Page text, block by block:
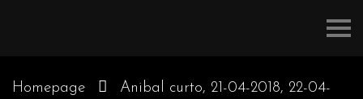
Homepage Anibal curto, 21-04-2018, 22-04-